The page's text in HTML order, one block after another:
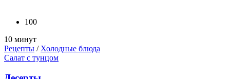
100
10 минут
Рецепты /Холодные блюда
Салат с тунцом